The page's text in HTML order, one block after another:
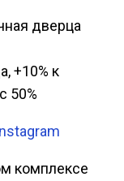
дверца
+10% к
50%
комплексе